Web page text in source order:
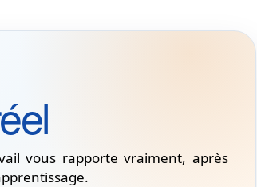
vous rapporte vraiment, après